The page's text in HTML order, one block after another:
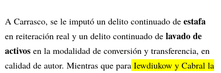
A Carrasco, se le imputó un delito continuado de estafa
en reiteración real y un delito continuado de lavado de
activos en la modalidad de conversión y transferencia, en
calidad de autor. Mientras que para Iewdiukow y Cabral la